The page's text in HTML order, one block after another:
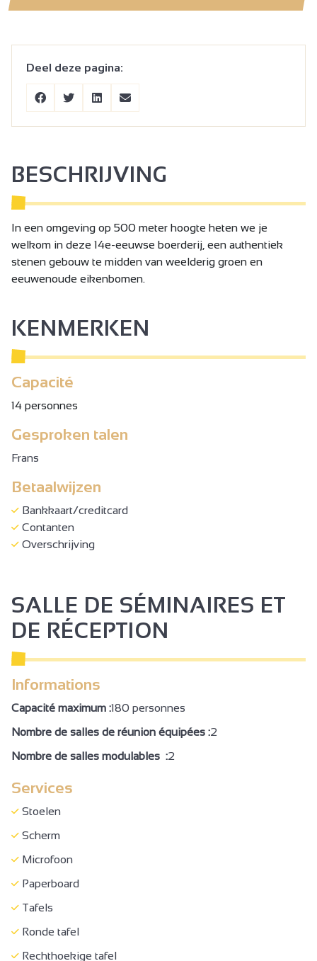
Deel deze pagina:
BESCHRIJVING
In een omgeving op 500 meter hoogte heten we je
welkom in deze 14e-eeuwse boerderij, een authentiek
stenen gebouw te midden van weelderig groen en
eeuwenoude eikenbomen.
KENMERKEN
Capacité
14 personnes
Gesproken talen
Frans
Betaalwijzen
Bankkaart/creditcard
Contanten
Overschrijving
SALLE DE SÉMINAIRES ET
DE RÉCEPTION
Informations
Capacité maximum :180 personnes
Nombre de salles de réunion équipées :2
Nombre de salles modulables :2
Services
Stoelen
Scherm
Microfoon
Paperboard
Tafels
Ronde tafel
Rechthoekige tafel